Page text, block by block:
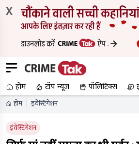
X
होम टॉप न्यूज पॉलिटिक्स
होम इंवेस्टिगेशन
इंवेस्टिगेशन